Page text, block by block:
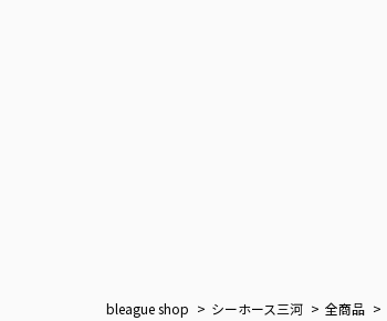
bleague shop シーホース三河 全商品